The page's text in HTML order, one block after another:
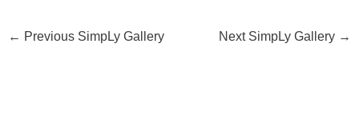
← Previous SimpLy Gallery Next SimpLy Gallery →